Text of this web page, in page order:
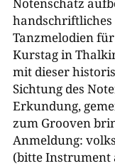
Verein Zither in
Landesmusikrat
handschriftliches
Tanzmelodien
Kurstag in
mit dieser
Sichtung des
Erkundung,
zum Grooven
Anmeldung:
(bitte Instrument